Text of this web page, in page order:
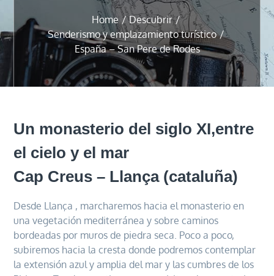
Home
Descubrir
Senderismo y emplazamiento turístico
España – San Pere de Rodes
Un monasterio del siglo XI,entre
el cielo y el mar
Cap Creus – Llança (cataluña)
Desde Llança , marcharemos hacia el monasterio en
una vegetación mediterránea y sobre caminos
bordeadas por muros de piedra seca. Poco a poco,
subiremos hacia la cresta donde podremos contemplar
la extensión azul y amplia del mar y las cumbres de los